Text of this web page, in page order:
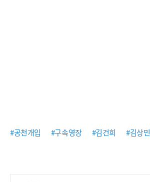
#공천개입 #구속영장 #김건희 #김상민